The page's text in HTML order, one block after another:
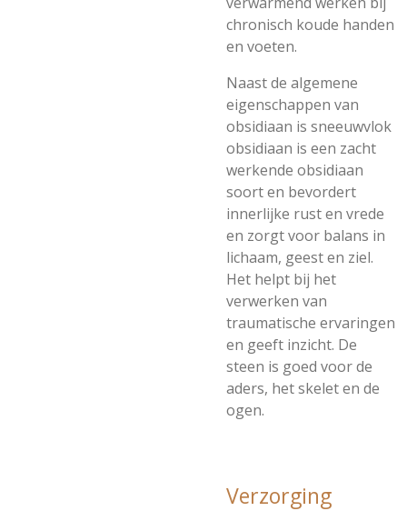
chronisch koude handen
en voeten.
Naast de algemene
eigenschappen van
obsidiaan is sneeuwvlok
obsidiaan is een zacht
werkende obsidiaan
soort en bevordert
innerlijke rust en vrede
en zorgt voor balans in
lichaam, geest en ziel.
Het helpt bij het
verwerken van
traumatische ervaringen
en geeft inzicht. De
steen is goed voor de
aders, het skelet en de
ogen.
Verzorging